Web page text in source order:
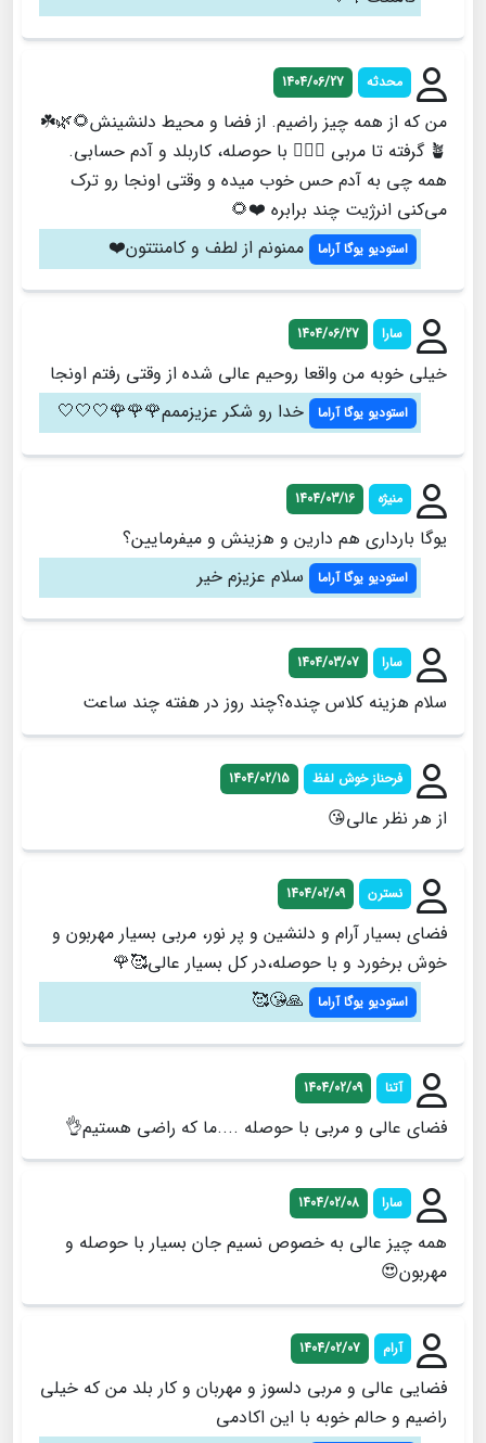
محدثه 1404/06/27
من که از همه چیز راضیم. از فضا و محیط دلنشینش🌻🌿☘️
🪴 گرفته تا مربی 🧘🏻‍♀️ با حوصله، کاربلد و آدم حسابی.
همه چی به آدم حس خوب میده و وقتی اونجا رو ترک
می‌کنی انرژیت چند برابره ❤️🌻
استودیو یوگا آراما ممنونم از لطف و کامنتتون❤️
سارا 1404/06/27
خیلی خوبه من واقعا روحیم عالی شده از وقتی رفتم اونجا
استودیو یوگا آراما خدا رو شکر عزیزممم🌹🌹🌹🤍🤍🤍
منیژه 1404/03/16
یوگا بارداری هم دارین و هزینش و میفرمایین؟
استودیو یوگا آراما سلام عزیزم خیر
سارا 1404/03/07
سلام هزینه کلاس چنده؟چند روز در هفته چند ساعت
فرحناز خوش لفظ 1404/02/15
از هر نظر عالی😘
نسترن 1404/02/09
فضای بسیار آرام و دلنشین و پر نور، مربی بسیار مهربون و
خوش برخورد و با حوصله،در کل بسیار عالی🥰🌹
استودیو یوگا آراما 🙏😘🥰
آتنا 1404/02/09
فضای عالی و مربی با حوصله ....ما که راضی هستیم👌
سارا 1404/02/08
همه چیز عالی به خصوص نسیم جان بسیار با حوصله و
مهربون😍
آرام 1404/02/07
فضایی عالی و مربی دلسوز و مهربان و کار بلد من که خیلی
راضیم و حالم خوبه با این اکادمی